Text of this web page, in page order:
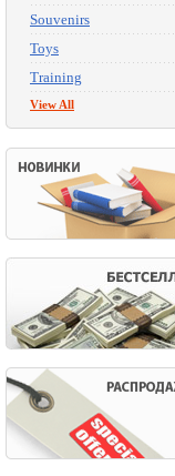
Souvenirs
Toys
Training
View All